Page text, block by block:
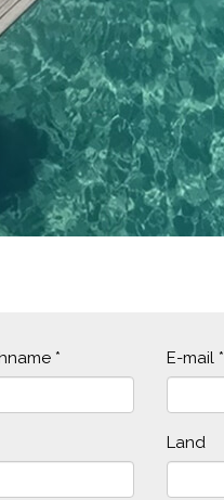
* E-mail*
Land